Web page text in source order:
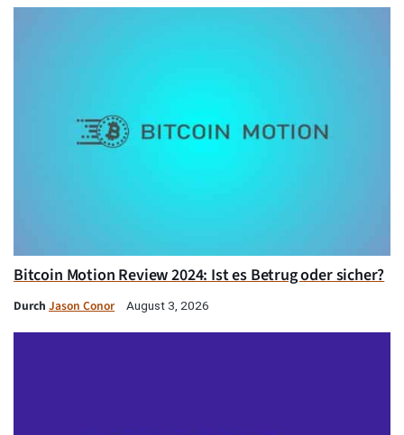
Bitcoin Motion Review 2024: Ist es Betrug oder sicher?
Durch Jason Conor August 3, 2026